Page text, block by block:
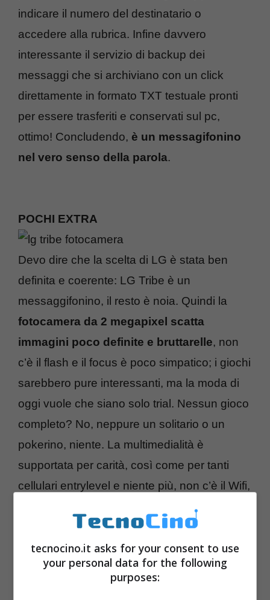
indicare il numero del destinatario o
accedere alla rubrica. Infine davvero
interessante il servizio di backup dei
messaggi che si archiviano con un click
direttamente in formato TXT testuale pronti
per essere trasferiti e conservati sul pc,
ottimo! Concludendo, è un messagifonino
nel vero senso della parola.
POCHI EXTRA
Devo dire che la scelta di LG è stata ben
definita e coerente: LG Tribe è un
messaggifonino, il resto è noia. Quindi la
fotocamera da 2 megapixel scatta
immagini poco definite e bruttarelle, non
c’è il flash e il focus è poco simpatico; i giochi
sarebbero pure interessanti, ma la moda di
oggi vuole che siano solo trial. Nessun gioco
completo? No, neppure un solitario o un
pokerino, niente. La multimedialità è
supportata per carità, così come per tanti
cellulari entrylevel e niente più, non c’è il Wifi,
la connettività telefonica si limita all’EDGE e il
Bluetooth c’è per miracolo. Ma è giusto
così.
tecnocino.it asks for your consent to use
your personal data for the following
purposes: